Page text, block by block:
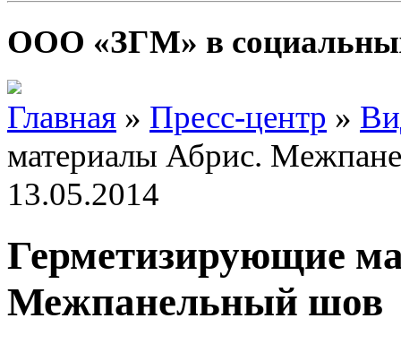
ООО «ЗГМ» в
Главная » Пресс-центр »
материалы Абрис.
13.05.2014
Герметизирующие
Межпанельный шов